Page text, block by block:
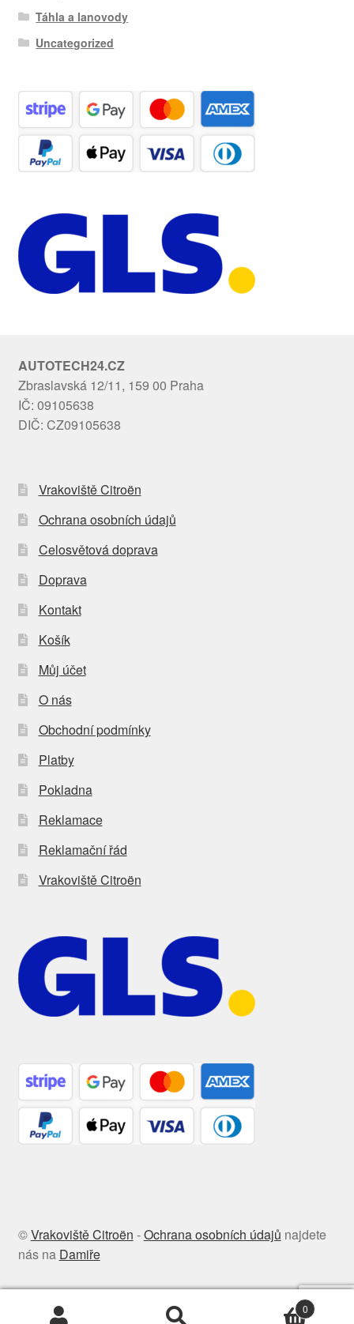
Táhla a lanovody
Uncategorized
AUTOTECH24.CZ
Zbraslavská 12/11, 159 00 Praha
IČ: 09105638
DIČ: CZ09105638
Vrakoviště Citroën
Ochrana osobních údajů
Celosvětová doprava
Doprava
Kontakt
Košík
Můj účet
O nás
Obchodní podmínky
Platby
Pokladna
Reklamace
Reklamační řád
Vrakoviště Citroën
©Vrakoviště Citroën -Ochrana osobních údajů najdete
nás na Damiře
0